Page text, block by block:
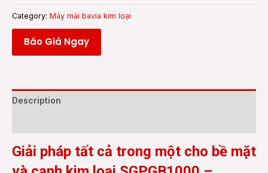
Category: Máy mài bavia kim loại
Báo Giá Ngay
Description
Giải pháp tất cả trong một cho bề mặt